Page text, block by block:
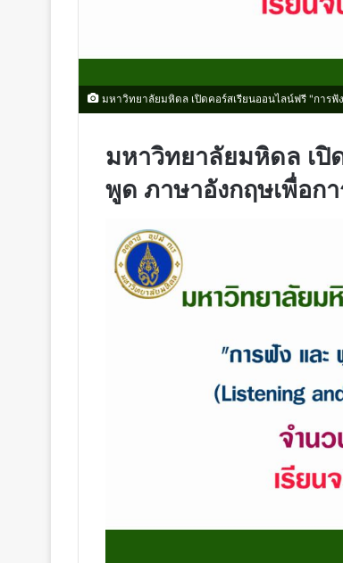
มหาวิทยาลัยมหิดล เปิดคอร์สเรียนออนไลน์ฟรี "การฟั
มหาวิทยาลัยมหิดล เปิ
พูด ภาษาอังกฤษเพื่อก